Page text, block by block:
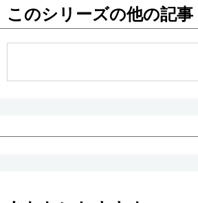
お知らせ
このシリーズの他の記事